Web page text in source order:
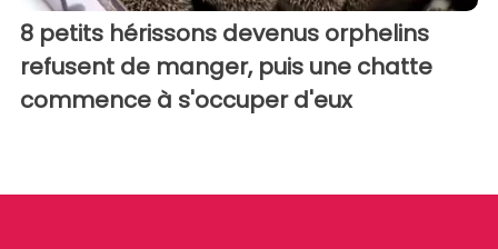
8 petits hérissons devenus orphelins
refusent de manger, puis une chatte
commence à s'occuper d'eux